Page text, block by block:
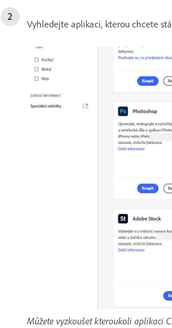
Vyhledejte aplikaci, kterou chcete
Můžete vyzkoušet kteroukoli aplikaci